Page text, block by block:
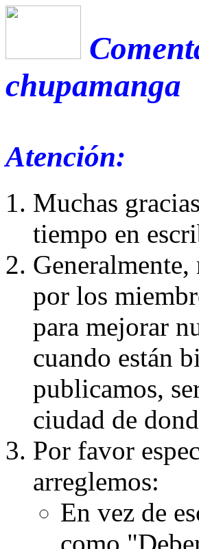
chupamanga
Atención:
Muchas
tiempo en
por los
para mejorar
cuando están
publicamos,
ciudad de
Por favor
arreglemos:
En vez de